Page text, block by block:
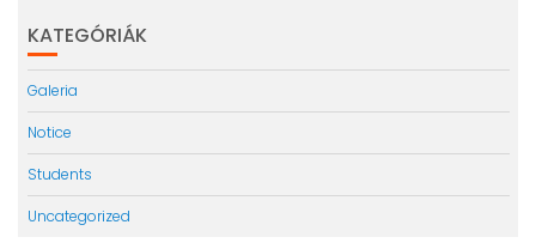
KATEGÓRIÁK
Galeria
Notice
Students
Uncategorized